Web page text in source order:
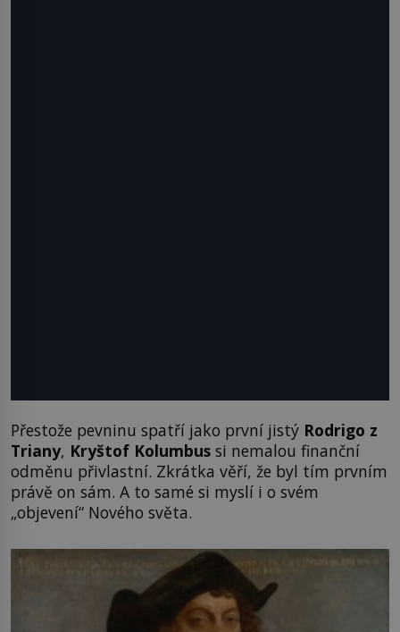
Přestože pevninu spatří jako první jistý Rodrigo z
Triany, Kryštof Kolumbus si nemalou finanční
odměnu přivlastní. Zkrátka věří, že byl tím prvním
právě on sám. A to samé si myslí i o svém
„objevení“ Nového světa.